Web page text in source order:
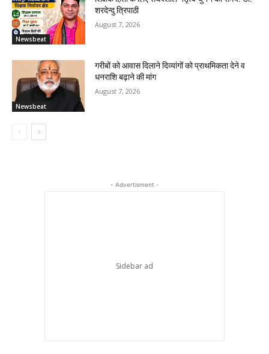
Newsbeat
शरदेन्दु त्रिपाठी
August 7, 2026
Newsbeat
गरीबों को आवास दिलाने दिव्यांगों को प्राथमिकता देने व
धनराशि बढ़ाने की मांग
August 7, 2026
- Advertisment -